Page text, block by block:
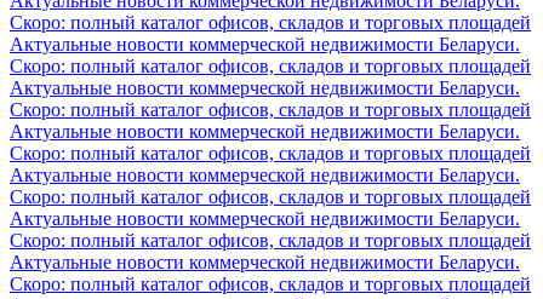
Скоро: полный каталог офисов, складов и торговых площадей
Актуальные новости коммерческой недвижимости Беларуси.
Скоро: полный каталог офисов, складов и торговых площадей
Актуальные новости коммерческой недвижимости Беларуси.
Скоро: полный каталог офисов, складов и торговых площадей
Актуальные новости коммерческой недвижимости Беларуси.
Скоро: полный каталог офисов, складов и торговых площадей
Актуальные новости коммерческой недвижимости Беларуси.
Скоро: полный каталог офисов, складов и торговых площадей
Актуальные новости коммерческой недвижимости Беларуси.
Скоро: полный каталог офисов, складов и торговых площадей
Актуальные новости коммерческой недвижимости Беларуси.
Скоро: полный каталог офисов, складов и торговых площадей